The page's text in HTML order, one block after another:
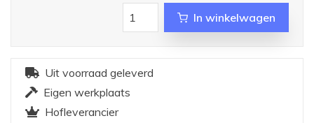
In winkelwagen
Uit voorraad geleverd
Eigen werkplaats
Hofleverancier